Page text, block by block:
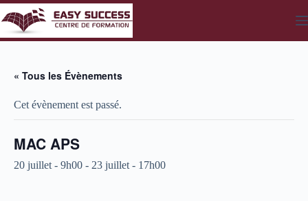
Passer
au
contenu
« Tous les Évènements
Cet évènement est passé.
MAC APS
20 juillet - 9h00 - 23 juillet - 17h00